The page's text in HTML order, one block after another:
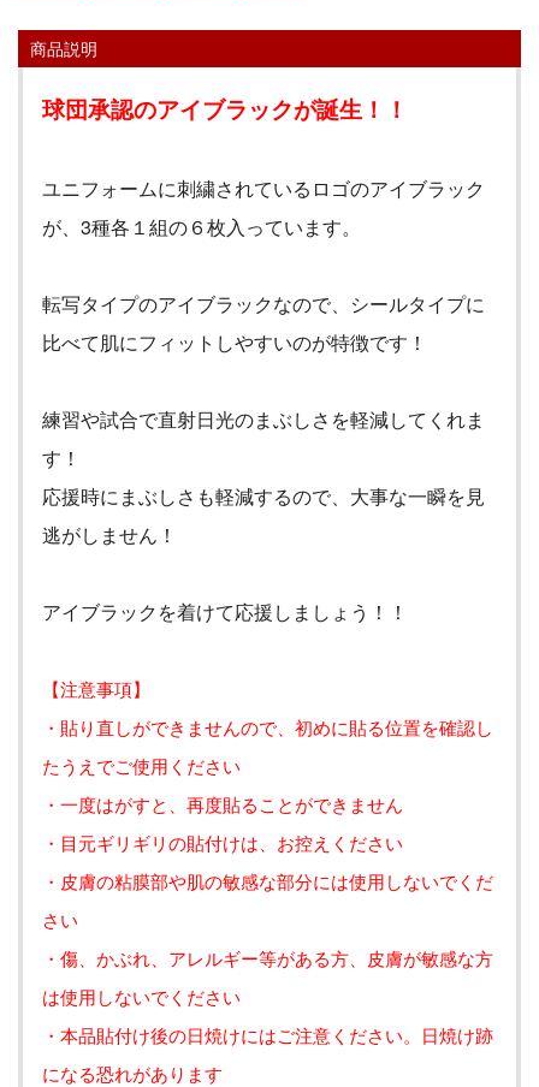
商品説明
球団承認のアイブラックが誕生！！
ユニフォームに刺繍されているロゴのアイブラック
が、 3種各１組の６枚入っています。
転写タイプのアイブラックなので、シールタイプに
比べて肌にフィットしやすいのが特徴です！
練習や試合で直射日光のまぶしさを軽減してくれま
す！
応援時にまぶしさも軽減するので、大事な一瞬を見
逃がしません！
アイブラックを着けて応援しましょう！！
【注意事項】
・貼り直しができませんので、初めに貼る位置を確認し
たうえでご使用ください
・一度はがすと、再度貼ることができません
・目元ギリギリの貼付けは、お控えください
・皮膚の粘膜部や肌の敏感な部分には使用しないでくだ
さい
・傷、かぶれ、アレルギー等がある方、皮膚が敏感な方
は使用しないでください
・本品貼付け後の日焼けにはご注意ください。日焼け跡
になる恐れがあります